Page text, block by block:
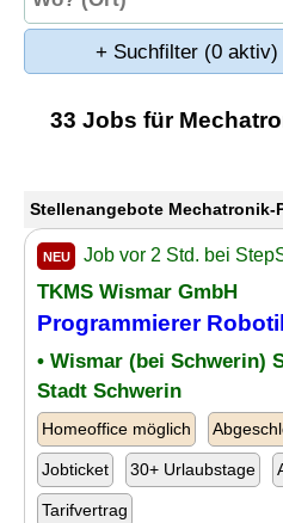
+ Suchfilter (0 aktiv)
33 Jobs für
Stellenangebote Mechatronik-
NEU Job vor 2 Std. bei
TKMS Wismar GmbH
Programmierer
• Wismar (bei Schwerin)
Stadt Schwerin
Homeoffice möglich
Jobticket 30+ Urlaubstage
Tarifvertrag